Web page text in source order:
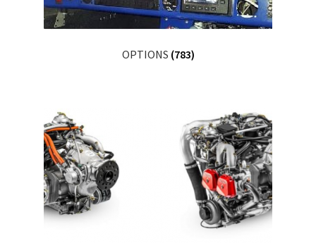
OPTIONS (783)